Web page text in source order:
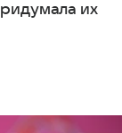
их